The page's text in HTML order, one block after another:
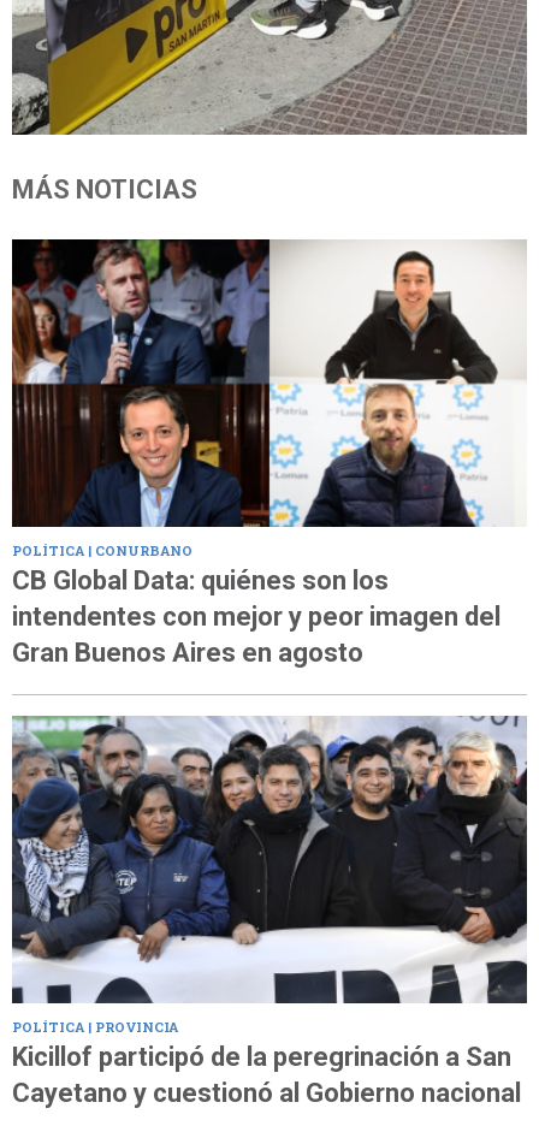
MÁS NOTICIAS
POLÍTICA | CONURBANO
CB Global Data: quiénes son los
intendentes con mejor y peor imagen del
Gran Buenos Aires en agosto
POLÍTICA | PROVINCIA
Kicillof participó de la peregrinación a San
Cayetano y cuestionó al Gobierno nacional